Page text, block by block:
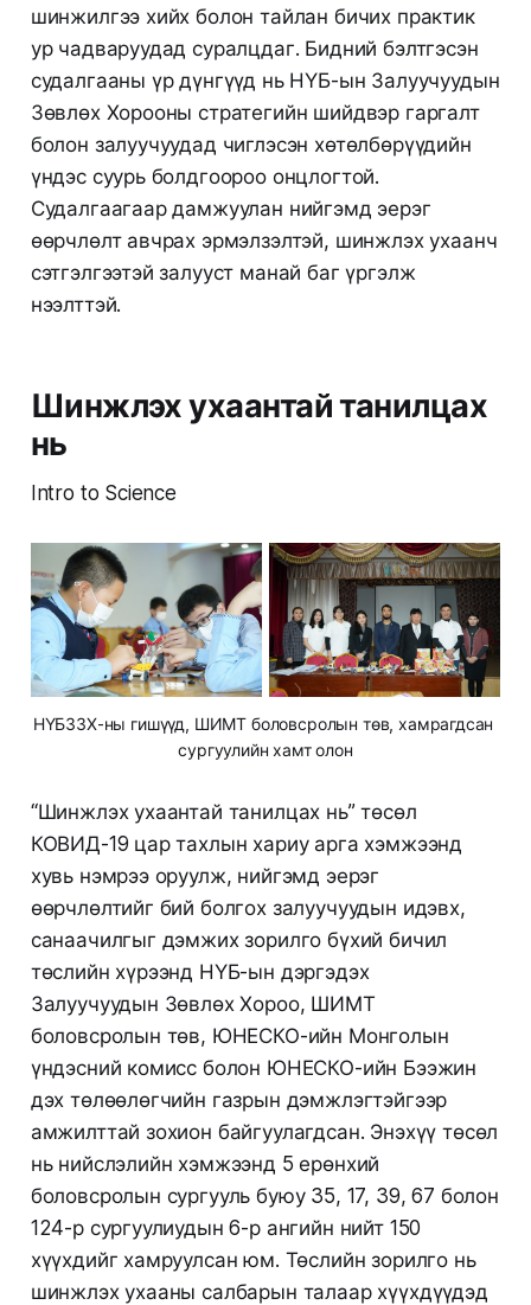
шинжилгээ хийх болон тайлан бичих практик
ур чадваруудад суралцдаг. Бидний бэлтгэсэн
судалгааны үр дүнгүүд нь НҮБ-ын Залуучуудын
Зөвлөх Хорооны стратегийн шийдвэр гаргалт
болон залуучуудад чиглэсэн хөтөлбөрүүдийн
үндэс суурь болдгоороо онцлогтой.
Судалгаагаар дамжуулан нийгэмд эерэг
өөрчлөлт авчрах эрмэлзэлтэй, шинжлэх ухаанч
сэтгэлгээтэй залууст манай баг үргэлж
нээлттэй.
Шинжлэх ухаантай танилцах
нь
Intro to Science
НҮБЗЗХ-ны гишүүд, ШИМТ боловсролын төв, хамрагдсан
сургуулийн хамт олон
“Шинжлэх ухаантай танилцах нь” төсөл
КОВИД-19 цар тахлын хариу арга хэмжээнд
хувь нэмрээ оруулж, нийгэмд эерэг
өөрчлөлтийг бий болгох залуучуудын идэвх,
санаачилгыг дэмжих зорилго бүхий бичил
төслийн хүрээнд НҮБ-ын дэргэдэх
Залуучуудын Зөвлөх Хороо, ШИМТ
боловсролын төв, ЮНЕСКО-ийн Монголын
үндэсний комисс болон ЮНЕСКО-ийн Бээжин
дэх төлөөлөгчийн газрын дэмжлэгтэйгээр
амжилттай зохион байгуулагдсан. Энэхүү төсөл
нь нийслэлийн хэмжээнд 5 ерөнхий
боловсролын сургууль буюу 35, 17, 39, 67 болон
124-р сургуулиудын 6-р ангийн нийт 150
хүүхдийг хамруулсан юм. Төслийн зорилго нь
шинжлэх ухааны салбарын талаар хүүхдүүдэд